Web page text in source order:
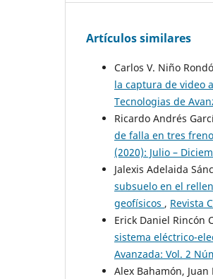
Artículos similares
Carlos V. Niño
la captura de video
Tecnologias de
Ricardo Andrés
de falla en tres
(2020): Julio –
Jalexis Adelaida
subsuelo en el
geofísicos , Revista
Erick Daniel Rincón
sistema eléctrico-
Avanzada: Vol. 2
Alex Bahamón,